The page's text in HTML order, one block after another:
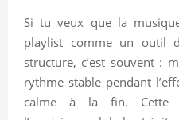
Si tu veux que la
playlist comme un outil
structure, c’est souvent :
rythme stable pendant
calme à la fin. Cette